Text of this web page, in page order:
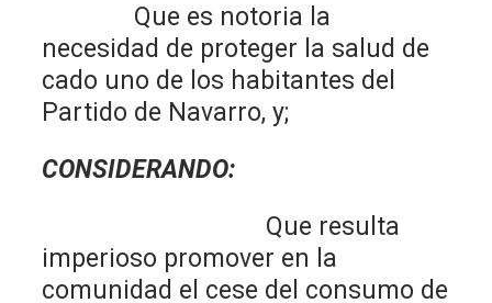
Que es notoria la
necesidad de proteger la salud de
cado uno de los habitantes del
Partido de Navarro, y;
CONSIDERANDO:
Que resulta
imperioso promover en la
comunidad el cese del consumo de